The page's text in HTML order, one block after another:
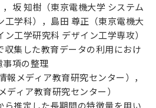
坂 知樹（東京電機大学 システム
工学科），島田 尊正（東京電機大
工学研究科 デザイン工学専攻）
集した教育データの利用におけ
事項の整理
報メディア教育研究センター），
ディア教育研究センター）
推定した長期間の特徴量を用い